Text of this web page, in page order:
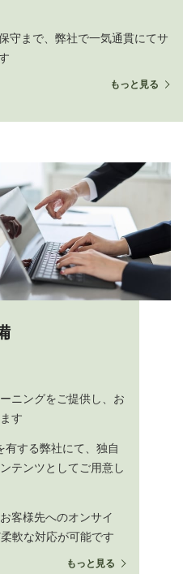
守まで、弊社で一気通貫にてサ
もっと見る
ニングをご提供し、お
す
する弊社にて、独自
テンツとしてご用意し
客様先へのオンサイ
軟な対応が可能です
もっと見る